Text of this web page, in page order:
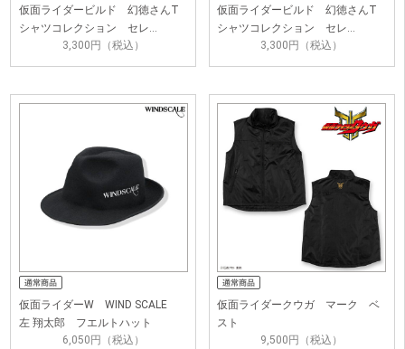
仮面ライダービルド 幻徳さんT
シャツコレクション セレ…
3,300円（税込）
仮面ライダービルド 幻徳さんT
シャツコレクション セレ…
3,300円（税込）
仮面ライダーW WIND SCALE
左 翔太郎 フエルトハット
6,050円（税込）
仮面ライダークウガ マーク ベ
スト
9,500円（税込）